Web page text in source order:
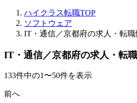
ハイクラス転職TOP
ソフトウェア
IT・通信／京都府の求人・転職
IT・通信／京都府の求人・転
133件中の1〜50件を表示
前へ